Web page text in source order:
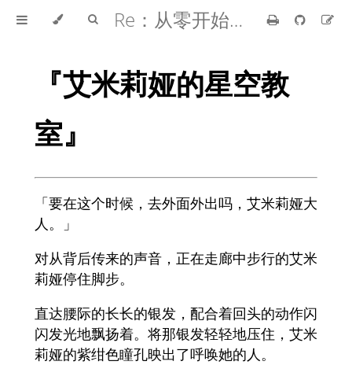
Re：从零开始的异世界生活
『艾米莉娅的星空教
室』
「要在这个时候，去外面外出吗，艾米莉娅大
人。」
对从背后传来的声音，正在走廊中步行的艾米
莉娅停住脚步。
直达腰际的长长的银发，配合着回头的动作闪
闪发光地飘扬着。将那银发轻轻地压住，艾米
莉娅的紫绀色瞳孔映出了呼唤她的人。